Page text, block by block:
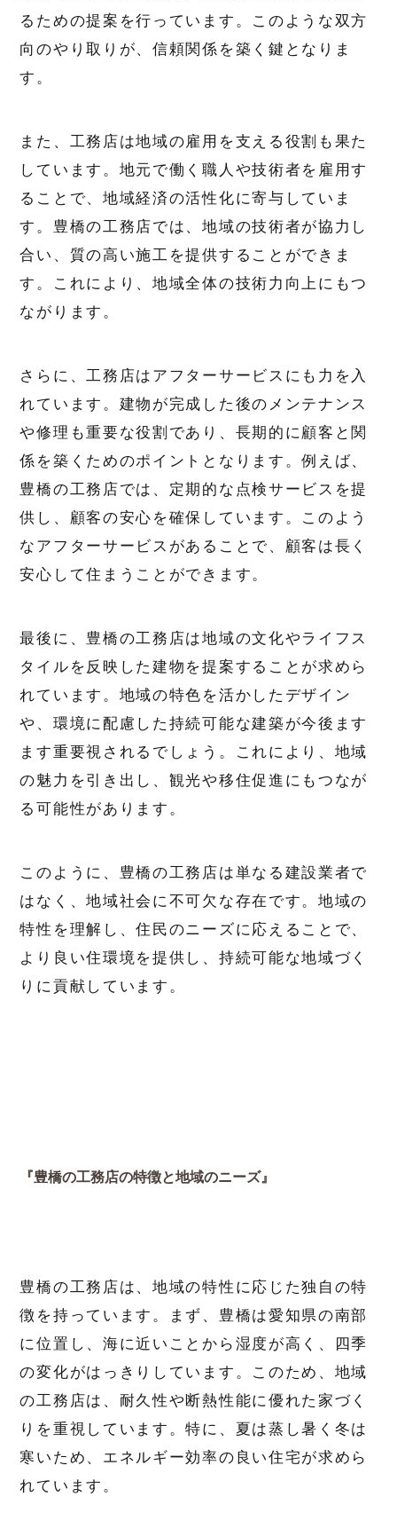
るための提案を行っています。このような双方
向のやり取りが、信頼関係を築く鍵となりま
す。
また、工務店は地域の雇用を支える役割も果た
しています。地元で働く職人や技術者を雇用す
ることで、地域経済の活性化に寄与していま
す。豊橋の工務店では、地域の技術者が協力し
合い、質の高い施工を提供することができま
す。これにより、地域全体の技術力向上にもつ
ながります。
さらに、工務店はアフターサービスにも力を入
れています。建物が完成した後のメンテナンス
や修理も重要な役割であり、長期的に顧客と関
係を築くためのポイントとなります。例えば、
豊橋の工務店では、定期的な点検サービスを提
供し、顧客の安心を確保しています。このよう
なアフターサービスがあることで、顧客は長く
安心して住まうことができます。
最後に、豊橋の工務店は地域の文化やライフス
タイルを反映した建物を提案することが求めら
れています。地域の特色を活かしたデザイン
や、環境に配慮した持続可能な建築が今後ます
ます重要視されるでしょう。これにより、地域
の魅力を引き出し、観光や移住促進にもつなが
る可能性があります。
このように、豊橋の工務店は単なる建設業者で
はなく、地域社会に不可欠な存在です。地域の
特性を理解し、住民のニーズに応えることで、
より良い住環境を提供し、持続可能な地域づく
りに貢献しています。
『豊橋の工務店の特徴と地域のニーズ』
豊橋の工務店は、地域の特性に応じた独自の特
徴を持っています。まず、豊橋は愛知県の南部
に位置し、海に近いことから湿度が高く、四季
の変化がはっきりしています。このため、地域
の工務店は、耐久性や断熱性能に優れた家づく
りを重視しています。特に、夏は蒸し暑く冬は
寒いため、エネルギー効率の良い住宅が求めら
れています。